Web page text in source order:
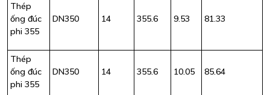
Thép
ống đúc
phi 355
DN350 14 355.6 9.53 81.33
Thép
ống đúc
phi 355
DN350 14 355.6 10.05 85.64